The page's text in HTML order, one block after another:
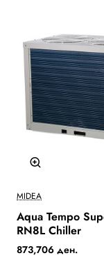
MIDEA
Aqua Tempo
RN8L Chiller
873,706 ден.